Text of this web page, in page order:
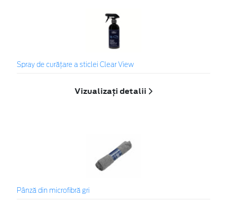
Spray de curățare a sticlei Clear View
Vizualizați detalii
Pânză din microfibră gri